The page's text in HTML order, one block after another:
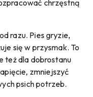
chrzęstną
razu. Pies gryzie,
się w przysmak. To
też dla dobrostanu
zmniejszyć
psich potrzeb.